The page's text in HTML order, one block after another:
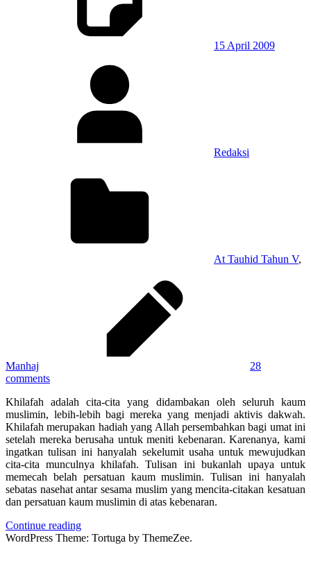
15 April 2009
Redaksi
At Tauhid Tahun V,
Manhaj
28
comments
Khilafah adalah cita-cita yang didambakan oleh seluruh kaum
muslimin, lebih-lebih bagi mereka yang menjadi aktivis dakwah.
Khilafah merupakan hadiah yang Allah persembahkan bagi umat ini
setelah mereka berusaha untuk meniti kebenaran. Karenanya, kami
ingatkan tulisan ini hanyalah sekelumit usaha untuk mewujudkan
cita-cita munculnya khilafah. Tulisan ini bukanlah upaya untuk
memecah belah persatuan kaum muslimin. Tulisan ini hanyalah
sebatas nasehat antar sesama muslim yang mencita-citakan kesatuan
dan persatuan kaum muslimin di atas kebenaran.
Continue reading
WordPress Theme: Tortuga by ThemeZee.